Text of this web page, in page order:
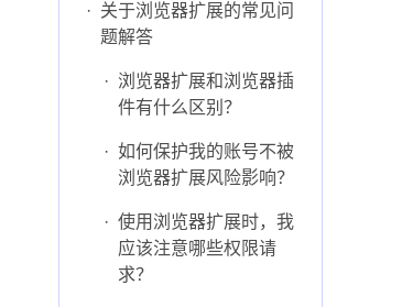
· 关于浏览器扩展的常见问
题解答
· 浏览器扩展和浏览器插
件有什么区别？
· 如何保护我的账号不被
浏览器扩展风险影响？
· 使用浏览器扩展时，我
应该注意哪些权限请
求？